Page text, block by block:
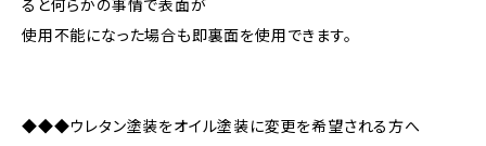
ると何らかの事情で表面が
使用不能になった場合も即裏面を使用できます。
◆◆◆ウレタン塗装をオイル塗装に変更を希望される方へ